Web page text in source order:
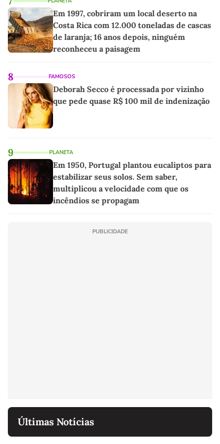
Em 1997, cobriram um local deserto na
Costa Rica com 12.000 toneladas de cascas
de laranja; 16 anos depois, ninguém
reconheceu a paisagem
8 FAMOSOS
Deborah Secco é processada por vizinho
que pede quase R$ 100 mil de indenização
9 PLANETA
Em 1950, Portugal plantou eucaliptos para
estabilizar seus solos. Sem saber,
multiplicou a velocidade com que os
incêndios se propagam
PUBLICIDADE
Últimas Notícias